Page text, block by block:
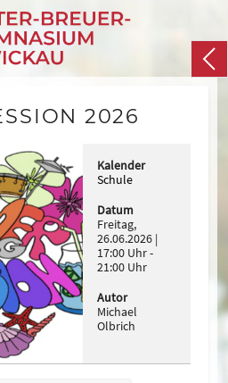
2026
Kalender
Schule
Datum
Freitag,
26.06.2026
17:00 Uhr-
21:00 Uhr
Autor
Michael
Olbrich